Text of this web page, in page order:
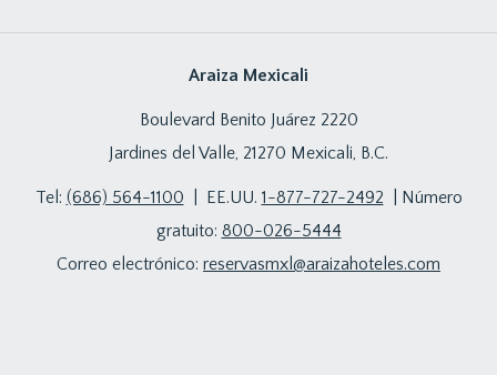
Araiza Mexicali
Boulevard Benito Juárez 2220
Jardines del Valle, 21270 Mexicali, B.C.
Tel: (686) 564-1100 | EE.UU. 1-877-727-2492 | Número
gratuito: 800-026-5444
Correo electrónico: reservasmxl@araizahoteles.com